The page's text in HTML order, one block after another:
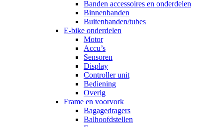
Banden accessoires en onderdelen
Binnenbanden
Buitenbanden/tubes
E-bike onderdelen
Motor
Accu’s
Sensoren
Display
Controller unit
Bediening
Overig
Frame en voorvork
Bagagedragers
Balhoofdstellen